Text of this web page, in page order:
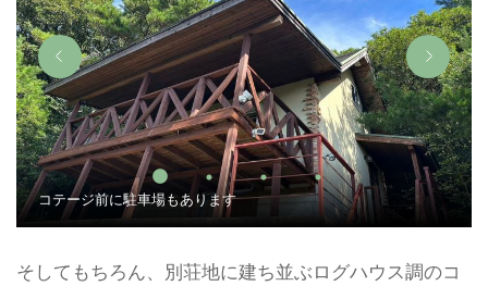
コテージ前に駐車場もあります
そしてもちろん、別荘地に建ち並ぶログハウス調のコ